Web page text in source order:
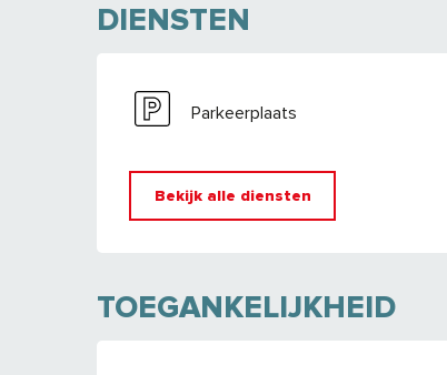
DIENSTEN
Parkeerplaats
Bekijk alle diensten
TOEGANKELIJKHEID